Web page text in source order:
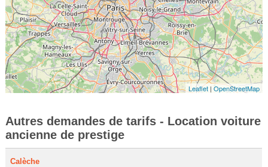
Leaflet |OpenStreetMap
Autres demandes de tarifs - Location voiture
ancienne de prestige
Calèche